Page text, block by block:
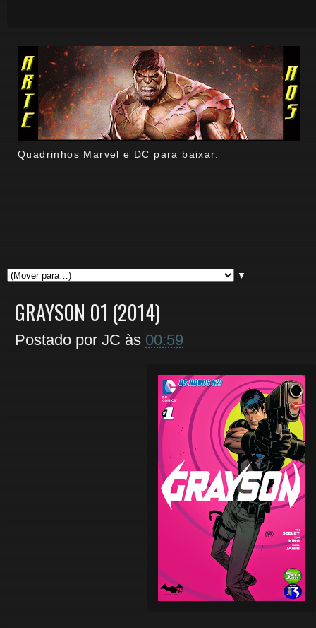
Quadrinhos Marvel e DC para baixar.
▼
GRAYSON 01 (2014)
Postado por JC às 00:59